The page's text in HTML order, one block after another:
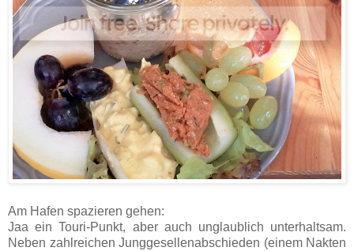
Am Hafen spazieren gehen:
Jaa ein Touri-Punkt, aber auch unglaublich unterhaltsam.
Neben zahlreichen Junggesellenabschieden (einem Nakten